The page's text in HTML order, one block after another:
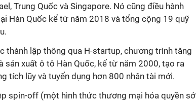
Trung Quốc và Singapore. Nó cũng điều hành
Hàn Quốc kể từ năm 2018 và tổng cộng 19 quỹ
thành lập thông qua H-startup, chương trình tăng
sản xuất ô tô Hàn Quốc, kể từ năm 2000, tạo ra
tích lũy và tuyển dụng hơn 800 nhân tài mới.
spin-off (một hình thức thương mại hóa quyền sở